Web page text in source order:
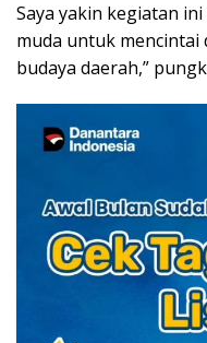
Saya yakin kegiatan
muda untuk mencintai
budaya daerah,”